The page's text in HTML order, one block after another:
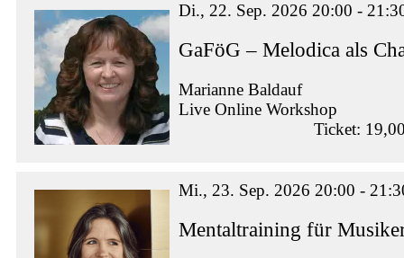
Di., 22. Sep. 2026 20:00 -
GaFöG – Melodica als
Marianne Baldauf
Live Online Workshop
Ticket:
Mi., 23. Sep. 2026 20:00 -
Mentaltraining für